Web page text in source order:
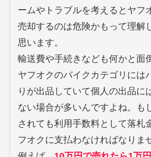
ームやトラブルを考えるとヤフ
売却するのは危険かもって理解
思います。
輸送費や手続きなども何かと面
ヤフオクのバイクカテゴリには
りが出品していて個人の出品に
ない場合が多いんですよね。も
されても利用手数料として落札
フオクに支払わなければなりま